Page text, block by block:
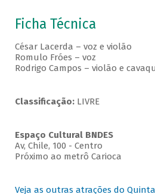
Ficha Técnica
César Lacerda – voz e violão
Romulo Fróes – voz
Rodrigo Campos – violão e
Classificação: LIVRE
Espaço Cultural BNDES
Av, Chile, 100 - Centro
Próximo ao metrô Carioca
Veja as outras atrações do